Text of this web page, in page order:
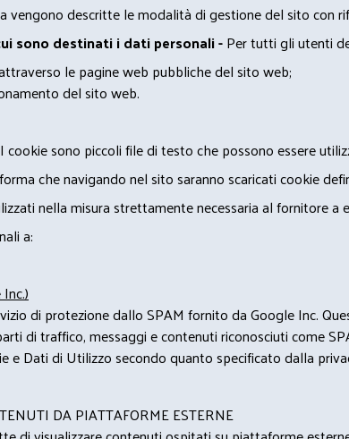
vengono descritte le modalità di gestione del sito
sono destinati i dati personali -Per tutti gli utenti
le pagine web pubbliche del sito web;
del sito web.
cookie sono piccoli file di testo che possono essere
che navigando nel sito saranno scaricati cookie
nella misura strettamente necessaria al fornitore
a:
di protezione dallo SPAM fornito da Google Inc.
di traffico, messaggi e contenuti riconosciuti come
e Dati di Utilizzo secondo quanto specificato dalla
DA PIATTAFORME ESTERNE